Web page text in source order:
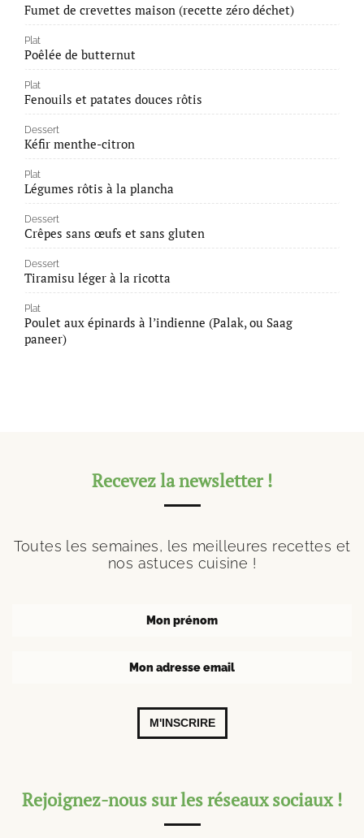
Fumet de crevettes maison (recette zéro déchet)
Plat
Poêlée de butternut
Plat
Fenouils et patates douces rôtis
Dessert
Kéfir menthe-citron
Plat
Légumes rôtis à la plancha
Dessert
Crêpes sans œufs et sans gluten
Dessert
Tiramisu léger à la ricotta
Plat
Poulet aux épinards à l’indienne (Palak, ou Saag
paneer)
Recevez la newsletter !
Toutes les semaines, les meilleures recettes et
nos astuces cuisine !
M'INSCRIRE
Rejoignez-nous sur les réseaux sociaux !